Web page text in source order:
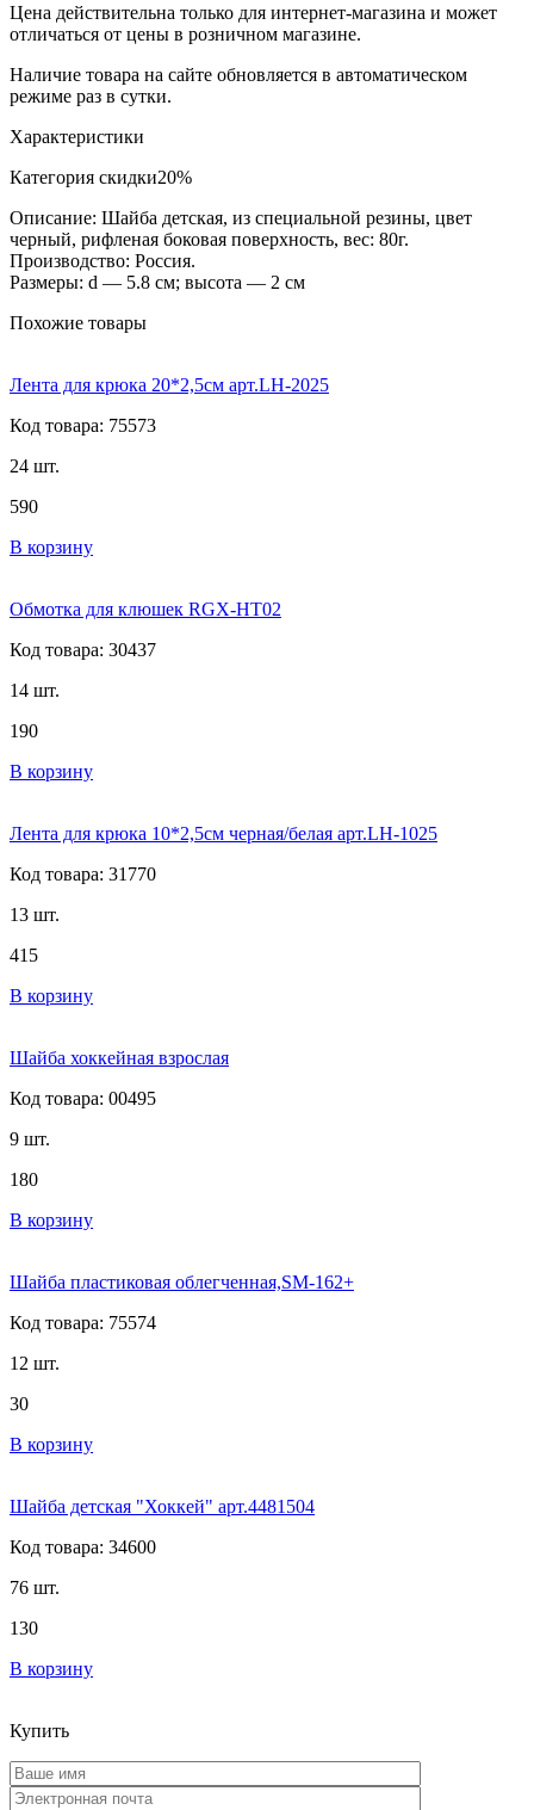
Цена действительна только для интернет-магазина и может
отличаться от цены в розничном магазине.
Наличие товара на сайте обновляется в автоматическом
режиме раз в сутки.
Характеристики
Категория скидки20%
Описание: Шайба детская, из специальной резины, цвет
черный, рифленая боковая поверхность, вес: 80г.
Производство: Россия.
Размеры: d — 5.8 см; высота — 2 см
Похожие товары
Лента для крюка 20*2,5см арт.LH-2025
Код товара: 75573
24 шт.
590
В корзину
Обмотка для клюшек RGX-HT02
Код товара: 30437
14 шт.
190
В корзину
Лента для крюка 10*2,5см черная/белая арт.LH-1025
Код товара: 31770
13 шт.
415
В корзину
Шайба хоккейная взрослая
Код товара: 00495
9 шт.
180
В корзину
Шайба пластиковая облегченная,SM-162+
Код товара: 75574
12 шт.
30
В корзину
Шайба детская "Хоккей" арт.4481504
Код товара: 34600
76 шт.
130
В корзину
Купить